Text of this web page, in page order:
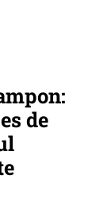
de